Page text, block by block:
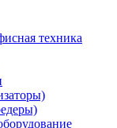
техника